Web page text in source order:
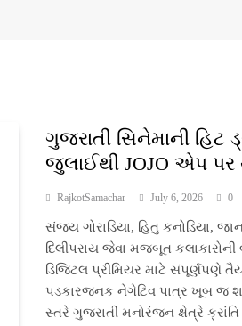
ગુજરાતી સિનેમાની હિટ
જુલાઈથી JOJO એપ પર
RajkotSamachar July 6, 2026 0
સંજય ગોરાડિયા, હિતુ કનોડિયા,
દિલીપરાય જેવા મજબૂત
ડિજિટલ પ્રીમિયર માટે સંપૂર્ણપણે
પડકારજનક નેગેટિવ પાત્ર ખૂબ જ
સ્તરે ગુજરાતી મનોરંજન ક્ષેત્રે ક્રાંતિ